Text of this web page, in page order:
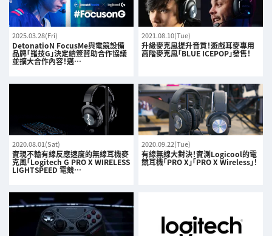
2025.03.28(Fri)
DetonatioN FocusMe與電競設備
品牌「羅技G」決定續簽贊助合作協議
並擴大合作內容！邁…
2021.08.10(Tue)
升級麥克風提升音質！遊戲耳麥專用
高階麥克風「BLUE ICEPOP」發售！
2020.08.01(Sat)
實現不輸有線反應速度的無線耳機麥
克風「Logitech G PRO X WIRELESS
LIGHTSPEED 電競…
2020.09.22(Tue)
有線無線大對決！實測Logicool的電
競耳機「PRO X」「PRO X Wireless」！